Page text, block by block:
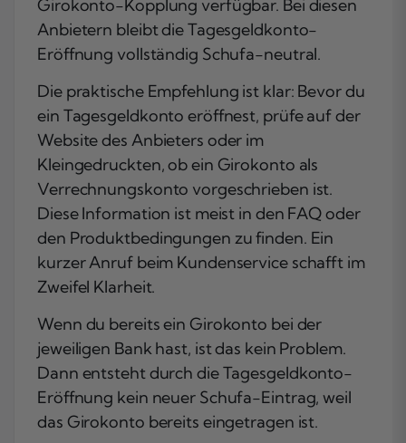
Girokonto-Kopplung verfügbar. Bei diesen
Anbietern bleibt die Tagesgeldkonto-
Eröffnung vollständig Schufa-neutral.
Die praktische Empfehlung ist klar: Bevor du
ein Tagesgeldkonto eröffnest, prüfe auf der
Website des Anbieters oder im
Kleingedruckten, ob ein Girokonto als
Verrechnungskonto vorgeschrieben ist.
Diese Information ist meist in den FAQ oder
den Produktbedingungen zu finden. Ein
kurzer Anruf beim Kundenservice schafft im
Zweifel Klarheit.
Wenn du bereits ein Girokonto bei der
jeweiligen Bank hast, ist das kein Problem.
Dann entsteht durch die Tagesgeldkonto-
Eröffnung kein neuer Schufa-Eintrag, weil
das Girokonto bereits eingetragen ist.